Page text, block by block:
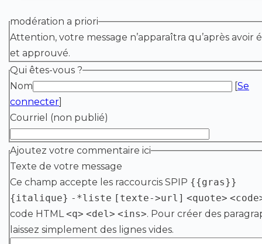
modération a priori
Attention, votre message n’apparaîtra qu’après avoir
et approuvé.
Qui êtes-vous ?
Nom
[Se
connecter]
Courriel (non publié)
Ajoutez votre commentaire ici
Texte de votre message
Ce champ accepte les raccourcis SPIP {{gras}}
{italique} -*liste [texte->url] <quote>
code HTML<q> <del> <ins>. Pour créer des
laissez simplement des lignes vides.